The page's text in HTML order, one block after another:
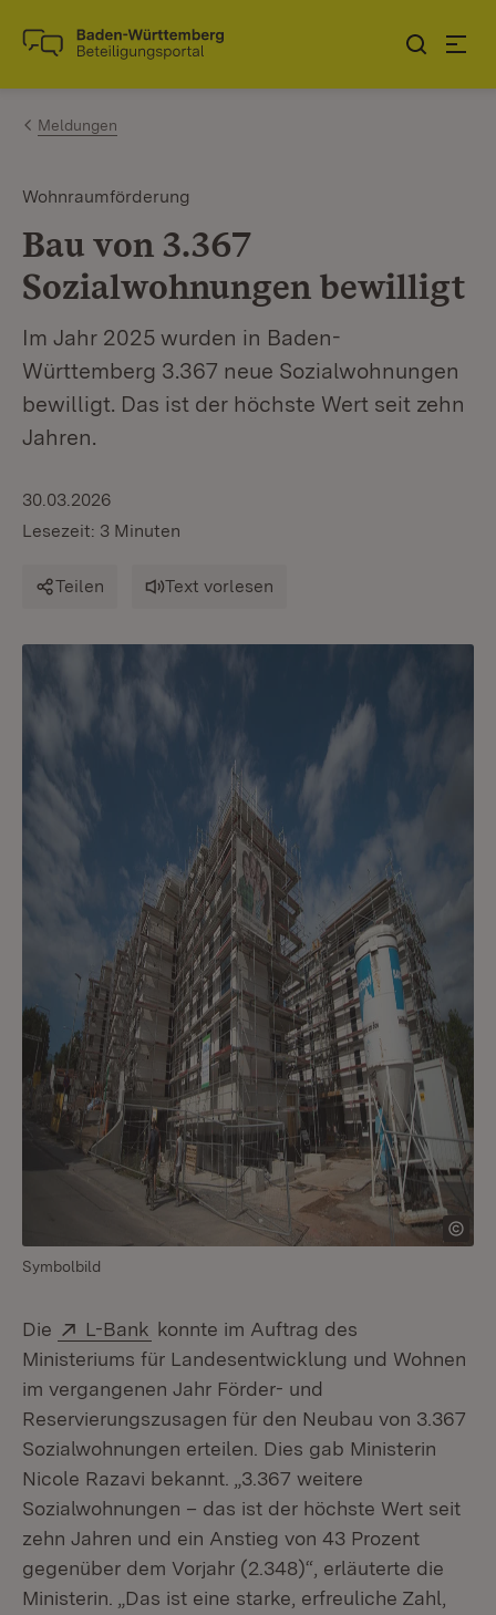
Zum Inhalt springen
Link zur Startseite
Meldungen
Wohnraumförderung
Bau von 3.367
Sozialwohnungen bewilligt
Im Jahr 2025 wurden in Baden-
Württemberg 3.367 neue Sozialwohnungen
bewilligt. Das ist der höchste Wert seit zehn
Jahren.
30.03.2026
Lesezeit: 3 Minuten
Teilen Text vorlesen
Symbolbild
Die Extern:
L-Bank (Öffnet in neuem Fenster)
konnte im Auftrag des
Ministeriums für Landesentwicklung und Wohnen
im vergangenen Jahr Förder- und
Reservierungszusagen für den Neubau von 3.367
Sozialwohnungen erteilen. Dies gab Ministerin
Nicole Razavi bekannt. „3.367 weitere
Sozialwohnungen – das ist der höchste Wert seit
zehn Jahren und ein Anstieg von 43 Prozent
gegenüber dem Vorjahr (2.348)“, erläuterte die
Ministerin. „Das ist eine starke, erfreuliche Zahl,